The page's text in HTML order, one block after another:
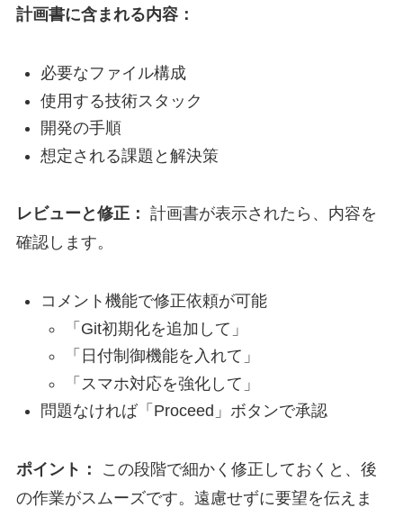
計画書に含まれる内容：
必要なファイル構成
使用する技術スタック
開発の手順
想定される課題と解決策
レビューと修正： 計画書が表示されたら、内容を
確認します。
コメント機能で修正依頼が可能
「Git初期化を追加して」
「日付制御機能を入れて」
「スマホ対応を強化して」
問題なければ「Proceed」ボタンで承認
ポイント：
この段階で細かく修正しておくと、後
の作業がスムーズです。遠慮せずに要望を伝えま